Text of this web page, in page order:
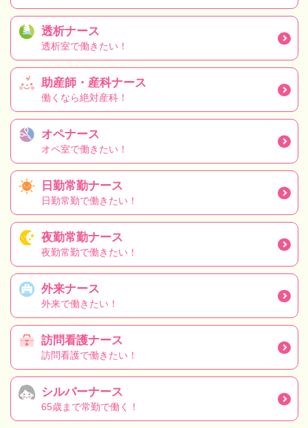
透析ナース
透析室で働きたい！
助産師・産科ナース
働くなら絶対産科！
オペナース
オペ室で働きたい！
日勤常勤ナース
日勤常勤で働きたい！
夜勤常勤ナース
夜勤常勤で働きたい！
外来ナース
外来で働きたい！
訪問看護ナース
訪問看護で働きたい！
シルバーナース
65歳まで常勤で働く！